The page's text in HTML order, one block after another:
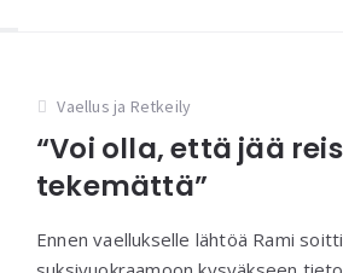
Vaellus ja Retkeily
“Voi olla, että jää
tekemättä”
Ennen vaellukselle lähtöä Rami